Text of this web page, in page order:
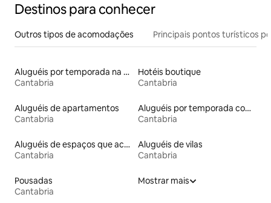
Destinos para conhecer
Outros tipos de acomodações Principais pontos turísticos
Aluguéis por temporada na orla
Cantabria
Hotéis boutique
Cantabria
Aluguéis de apartamentos
Cantabria
Aluguéis por temporada com caiaque
Cantabria
Aluguéis de espaços que aceitam animais de estimação
Cantabria
Aluguéis de vilas
Cantabria
Pousadas
Cantabria
Mostrar mais